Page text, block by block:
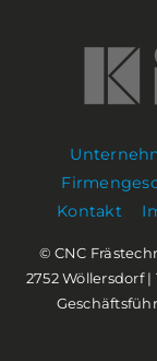
Kontakt
© CNC
2752 Wöllersdorf |